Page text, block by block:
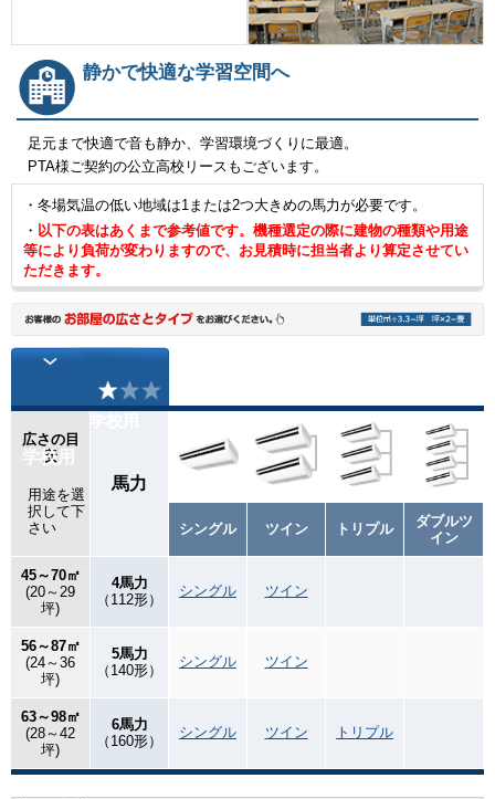
静かで快適な学習空間へ
足元まで快適で音も静か、学習環境づくりに最適。
PTA様ご契約の公立高校リースもございます。
・冬場気温の低い地域は1または2つ大きめの馬力が必要です。
・ 以下の表はあくまで参考値です。機種選定の際に建物の種類や用途
等により負荷が変わりますので、お見積時に担当者より算定させてい
ただきます。
学校用
広さの目
安
用途を選
択して下
さい
馬力
シングル ツイン トリプル
ダブルツ
イン
45～70㎡
(20～29
坪)
4馬力
（112形）
シングル ツイン
56～87㎡
(24～36
坪)
5馬力
（140形）
シングル ツイン
63～98㎡
(28～42
坪)
6馬力
（160形）
シングル ツイン トリプル